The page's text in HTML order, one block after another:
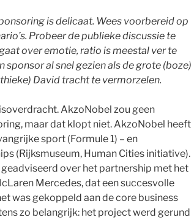
is delicaat. Wees voorbereid op
Probeer de publieke discussie te
over emotie, ratio is meestal ver te
sponsor al snel gezien als de grote (boze)
David tracht te vermorzelen.
AkzoNobel zou geen
maar dat klopt niet. AkzoNobel heeft
sport (Formule 1) – en
(Rijksmuseum, Human Cities initiative).
over het partnership met het
Mercedes, dat een succesvolle
was gekoppeld aan de core business
zo belangrijk: het project werd gerund